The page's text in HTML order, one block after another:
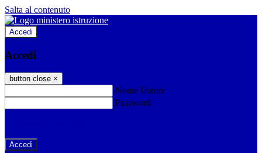
Salta al contenuto
Accedi
Accedi
button close ×
Nome Utente
Password